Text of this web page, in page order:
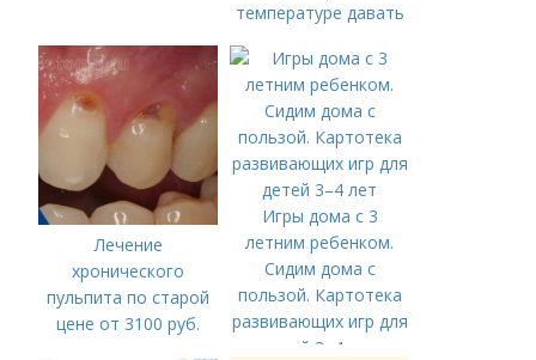
температуре давать
ребенку?
Лечение
хронического
пульпита по старой
цене от 3100 руб.
Игры дома с 3
летним ребенком.
Сидим дома с
пользой. Картотека
развивающих игр для
детей 3–4 лет